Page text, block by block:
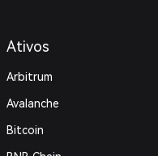
Ativos
Arbitrum
Avalanche
Bitcoin